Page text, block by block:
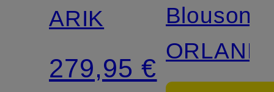
ARIK
279,95 €
Blouson